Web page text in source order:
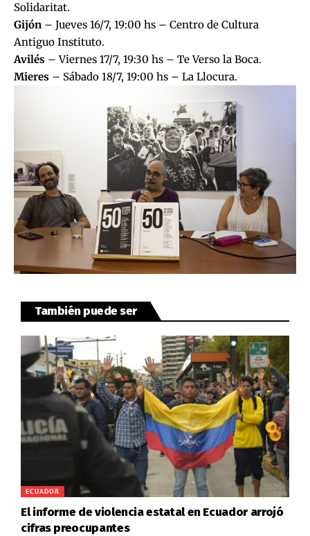
Solidaritat.
Gijón – Jueves 16/7, 19:00 hs – Centro de Cultura
Antiguo Instituto.
Avilés – Viernes 17/7, 19:30 hs – Te Verso la Boca.
Mieres – Sábado 18/7, 19:00 hs – La Llocura.
También puede ser
ECUADOR
El informe de violencia estatal en Ecuador arrojó
cifras preocupantes